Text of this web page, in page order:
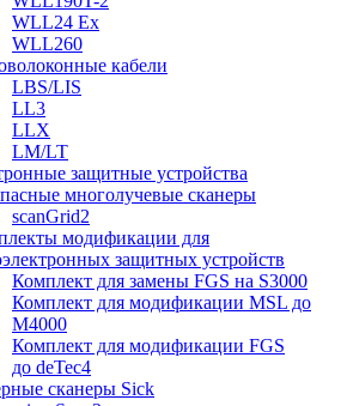
WLL24 Ex
WLL260
кабели
LBS/LIS
LL3
LLX
LM/LT
защитные устройства
многолучевые сканеры
scanGrid2
модификации для
защитных устройств
Комплект для замены FGS на S3000
Комплект для модификации MSL до
M4000
Комплект для модификации FGS
до deTec4
сканеры Sick